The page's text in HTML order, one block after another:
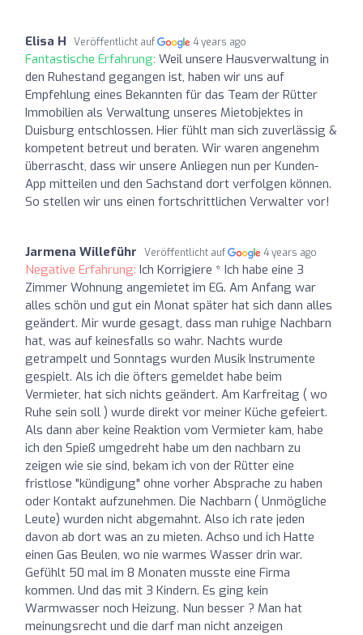
Elisa H Veröffentlicht auf 4 years ago
Fantastische Erfahrung: Weil unsere Hausverwaltung in
den Ruhestand gegangen ist, haben wir uns auf
Empfehlung eines Bekannten für das Team der Rütter
Immobilien als Verwaltung unseres Mietobjektes in
Duisburg entschlossen. Hier fühlt man sich zuverlässig &
kompetent betreut und beraten. Wir waren angenehm
überrascht, dass wir unsere Anliegen nun per Kunden-
App mitteilen und den Sachstand dort verfolgen können.
So stellen wir uns einen fortschrittlichen Verwalter vor!
Jarmena Willeführ Veröffentlicht auf 4 years ago
Negative Erfahrung: Ich Korrigiere * Ich habe eine 3
Zimmer Wohnung angemietet im EG. Am Anfang war
alles schön und gut ein Monat später hat sich dann alles
geändert. Mir wurde gesagt, dass man ruhige Nachbarn
hat, was auf keinesfalls so wahr. Nachts wurde
getrampelt und Sonntags wurden Musik Instrumente
gespielt. Als ich die öfters gemeldet habe beim
Vermieter, hat sich nichts geändert. Am Karfreitag ( wo
Ruhe sein soll ) wurde direkt vor meiner Küche gefeiert.
Als dann aber keine Reaktion vom Vermieter kam, habe
ich den Spieß umgedreht habe um den nachbarn zu
zeigen wie sie sind, bekam ich von der Rütter eine
fristlose "kündigung" ohne vorher Absprache zu haben
oder Kontakt aufzunehmen. Die Nachbarn ( Unmögliche
Leute) wurden nicht abgemahnt. Also ich rate jeden
davon ab dort was an zu mieten. Achso und ich Hatte
einen Gas Beulen, wo nie warmes Wasser drin war.
Gefühlt 50 mal im 8 Monaten musste eine Firma
kommen. Und das mit 3 Kindern. Es ging kein
Warmwasser noch Heizung. Nun besser ? Man hat
meinungsrecht und die darf man nicht anzeigen